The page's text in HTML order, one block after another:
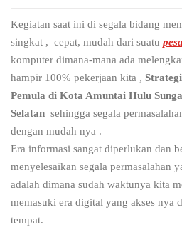
Kegiatan saat ini di segala bidang
singkat , cepat, mudah dari suatu
komputer dimana-mana ada
hampir 100% pekerjaan kita ,
Pemula di Kota Amuntai Hulu
Selatan sehingga segala
dengan mudah nya .
Era informasi sangat diperlukan dan
menyelesaikan segala permasalahan
adalah dimana sudah waktunya kita
memasuki era digital yang akses nya
tempat.